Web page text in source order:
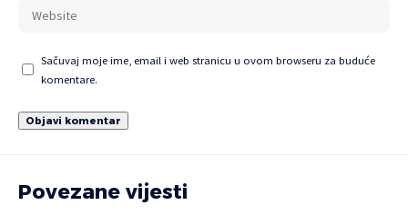
Sačuvaj moje ime, email i web stranicu u ovom browseru za buduće
komentare.
Povezane vijesti